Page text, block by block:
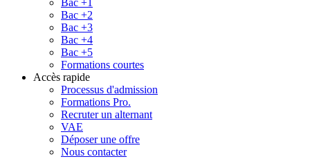
Bac +1
Bac +2
Bac +3
Bac +4
Bac +5
Formations courtes
Accès rapide
Processus d'admission
Formations Pro.
Recruter un alternant
VAE
Déposer une offre
Nous contacter